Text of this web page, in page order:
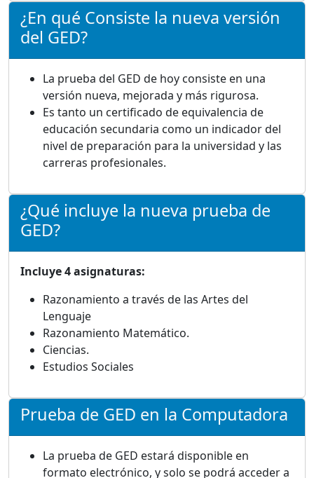
¿En qué Consiste la nueva versión
del GED?
La prueba del GED de hoy consiste en una
versión nueva, mejorada y más rigurosa.
Es tanto un certificado de equivalencia de
educación secundaria como un indicador del
nivel de preparación para la universidad y las
carreras profesionales.
¿Qué incluye la nueva prueba de
GED?
Incluye 4 asignaturas:
Razonamiento a través de las Artes del
Lenguaje
Razonamiento Matemático.
Ciencias.
Estudios Sociales
Prueba de GED en la Computadora
La prueba de GED estará disponible en
formato electrónico, y solo se podrá acceder a